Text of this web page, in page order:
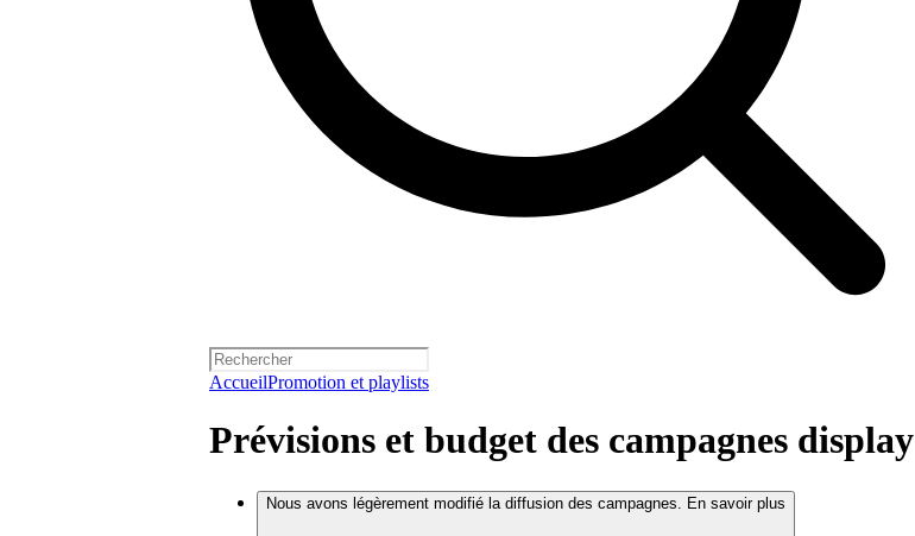
AccueilPromotion et playlists
Prévisions et budget des campagnes display
Nous avons légèrement modifié la diffusion des campagnes. En savoir plus